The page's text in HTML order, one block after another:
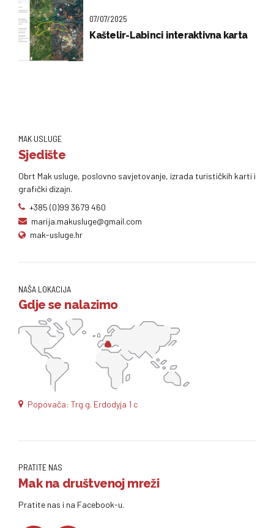
07/07/2025
Kaštelir-Labinci interaktivna karta
MAK USLUGE
Sjedište
Obrt Mak usluge, poslovno savjetovanje, izrada turističkih karti i
grafički dizajn.
+385 (0)99 3679 460
marija.makusluge@gmail.com
mak-usluge.hr
NAŠA LOKACIJA
Gdje se nalazimo
Popovača: Trg g. Erdodyja 1 c
PRATITE NAS
Mak na društvenoj mreži
Pratite nas i na Facebook-u.